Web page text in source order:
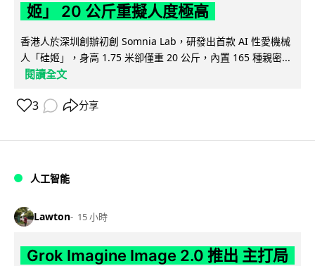
姬」 20 公斤重擬人度極高
香港人於深圳創辦初創 Somnia Lab，研發出首款 AI 性愛機械
人「硅姬」，身高 1.75 米卻僅重 20 公斤，內置 165 種親密...
閱讀全文
3 分享
人工智能
Lawton 15 小時
Grok Imagine Image 2.0 推出 主打局